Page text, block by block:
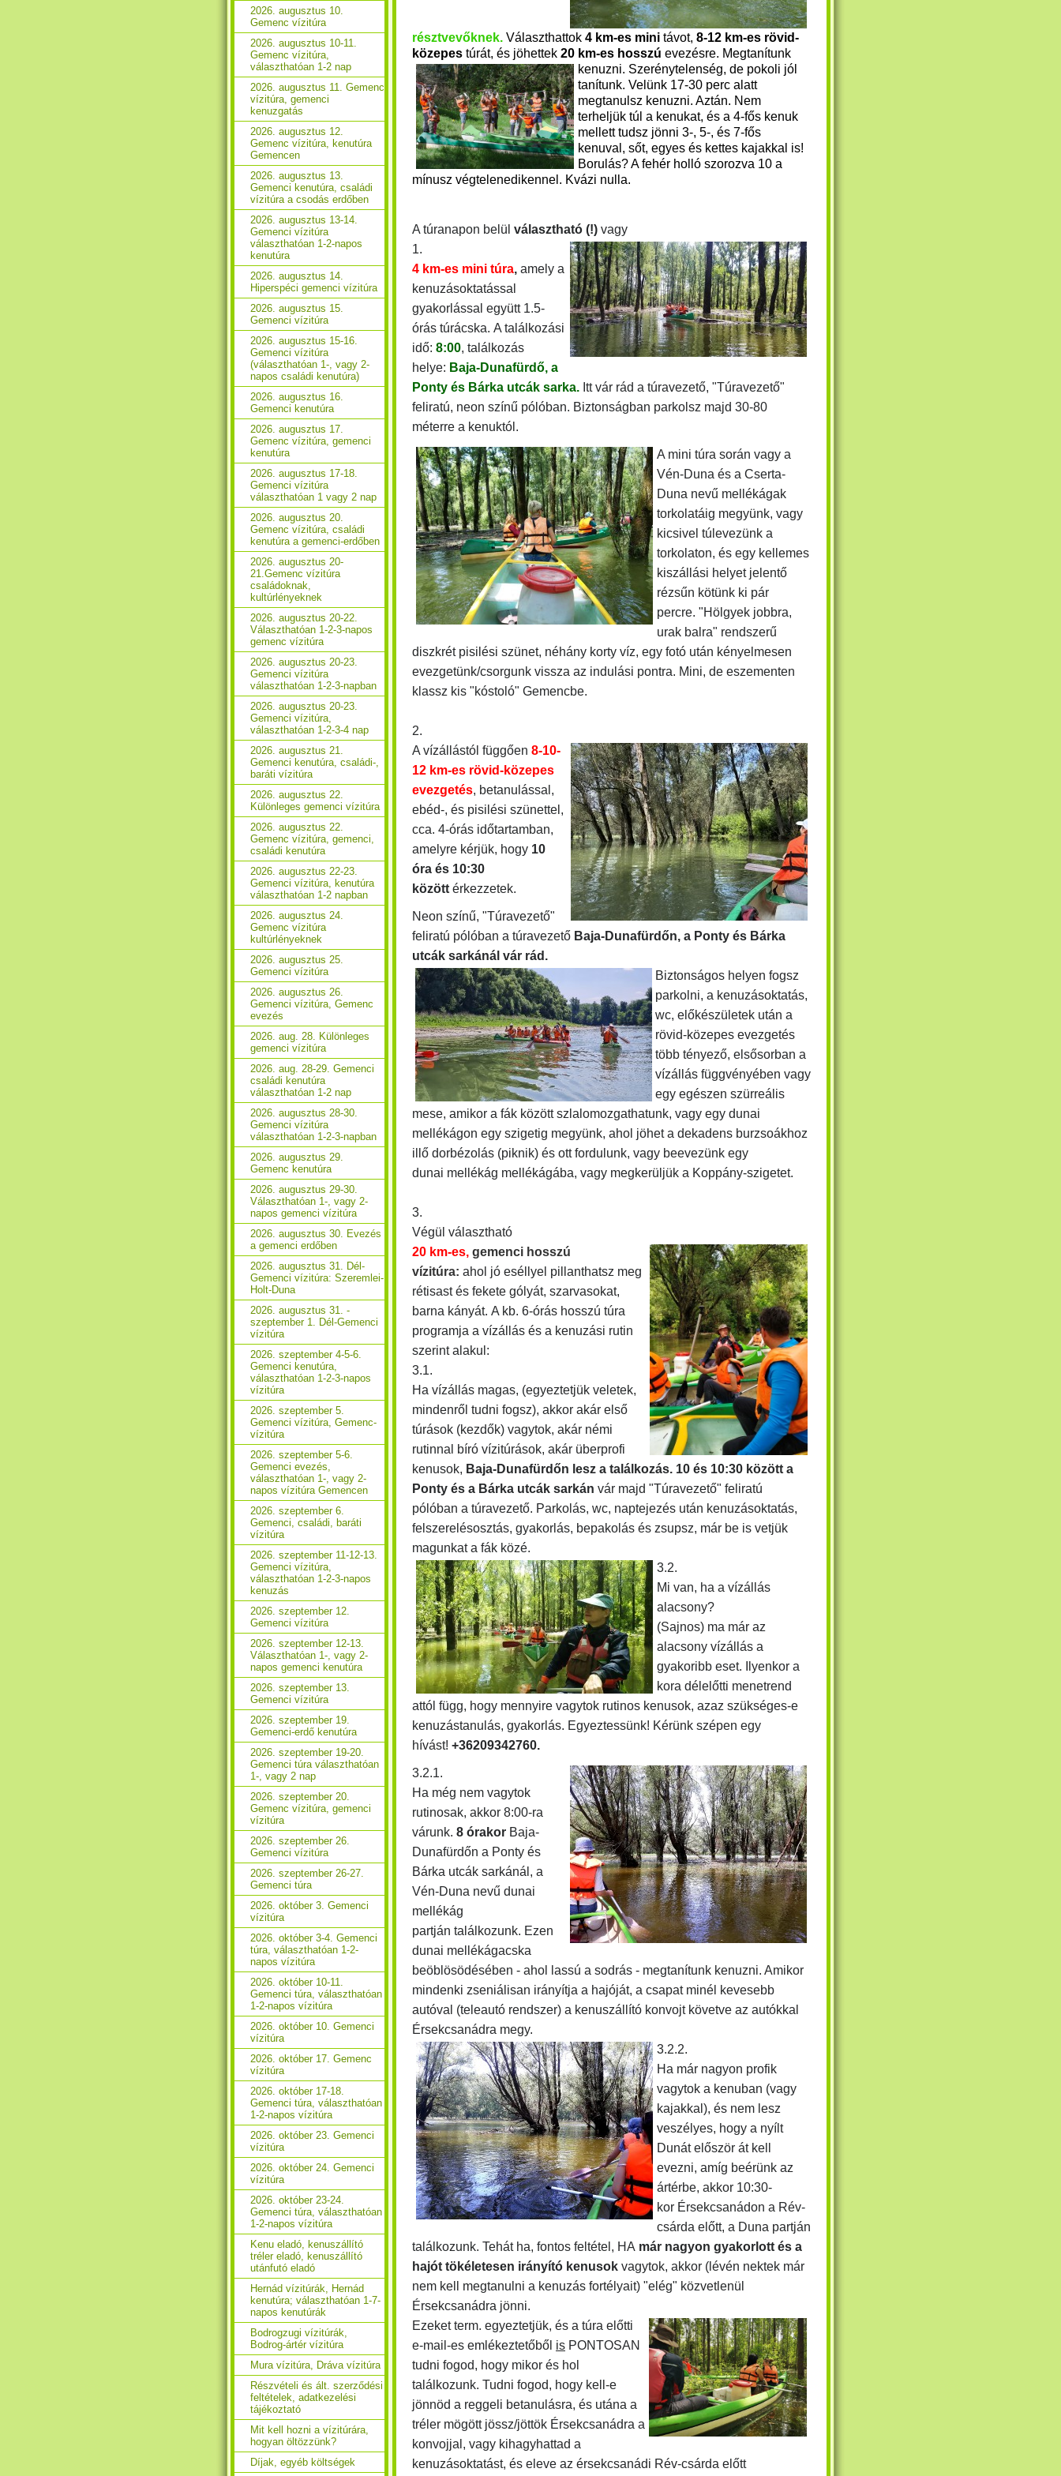
résztvevőknek. Választhattok 4 km-es mini távot, 8-12 km-es rövid-
közepes túrát, és jöhettek 20 km-es hosszú evezésre. Megtanítunk
kenuzni. Szerénytelenség, de pokoli jól
tanítunk. Velünk 17-30 perc alatt
megtanulsz kenuzni. Aztán. Nem
terheljük túl a kenukat, és a 4-fős kenuk
mellett tudsz jönni 3-, 5-, és 7-fős
kenuval, sőt, egyes és kettes kajakkal is!
Borulás? A fehér holló szorozva 10 a
mínusz végtelenedikennel. Kvázi nulla.
A túranapon belül választható (!) vagy
1.
4 km-es mini túra, amely a
kenuzásoktatással
gyakorlással együtt 1.5-
órás túrácska. A találkozási
idő: 8:00, találkozás
helye: Baja-Dunafürdő, a
Ponty és Bárka utcák sarka. Itt vár rád a túravezető, "Túravezető"
feliratú, neon színű pólóban. Biztonságban parkolsz majd 30-80
méterre a kenuktól.
A mini túra során vagy a
Vén-Duna és a Cserta-
Duna nevű mellékágak
torkolatáig megyünk, vagy
kicsivel túlevezünk a
torkolaton, és egy kellemes
kiszállási helyet jelentő
rézsűn kötünk ki pár
percre. "Hölgyek jobbra,
urak balra" rendszerű
diszkrét pisilési szünet, néhány korty víz, egy fotó után kényelmesen
evezgetünk/csorgunk vissza az indulási pontra. Mini, de eszementen
klassz kis "kóstoló" Gemencbe.
2.
A vízállástól függően 8-10-
12 km-es rövid-közepes
evezgetés, betanulással,
ebéd-, és pisilési szünettel,
cca. 4-órás időtartamban,
amelyre kérjük, hogy 10
óra és 10:30
között érkezzetek.
Neon színű, "Túravezető"
feliratú pólóban a túravezető Baja-Dunafürdőn, a Ponty és Bárka
utcák sarkánál vár rád.
Biztonságos helyen fogsz
parkolni, a kenuzásoktatás,
wc, előkészületek után a
rövid-közepes evezgetés
több tényező, elsősorban a
vízállás függvényében vagy
egy egészen szürreális
mese, amikor a fák között szlalomozgathatunk, vagy egy dunai
mellékágon egy szigetig megyünk, ahol jöhet a dekadens burzsoákhoz
illő dorbézolás (piknik) és ott fordulunk, vagy beevezünk egy
dunai mellékág mellékágába, vagy megkerüljük a Koppány-szigetet.
3.
Végül választható
20 km-es, gemenci hosszú
vízitúra: ahol jó eséllyel pillanthatsz meg
rétisast és fekete gólyát, szarvasokat,
barna kányát. A kb. 6-órás hosszú túra
programja a vízállás és a kenuzási rutin
szerint alakul:
3.1.
Ha vízállás magas, (egyeztetjük veletek,
mindenről tudni fogsz), akkor akár első
túrások (kezdők) vagytok, akár némi
rutinnal bíró vízitúrások, akár überprofi
kenusok, Baja-Dunafürdőn lesz a találkozás. 10 és 10:30 között a
Ponty és a Bárka utcák sarkán vár majd "Túravezető" feliratú
pólóban a túravezető. Parkolás, wc, naptejezés után kenuzásoktatás,
felszerelésosztás, gyakorlás, bepakolás és zsupsz, már be is vetjük
magunkat a fák közé.
3.2.
Mi van, ha a vízállás
alacsony?
(Sajnos) ma már az
alacsony vízállás a
gyakoribb eset. Ilyenkor a
kora délelőtti menetrend
attól függ, hogy mennyire vagytok rutinos kenusok, azaz szükséges-e
kenuzástanulás, gyakorlás. Egyeztessünk! Kérünk szépen egy
hívást! +36209342760.
3.2.1.
Ha még nem vagytok
rutinosak, akkor 8:00-ra
várunk. 8 órakor Baja-
Dunafürdőn a Ponty és
Bárka utcák sarkánál, a
Vén-Duna nevű dunai
mellékág
partján találkozunk. Ezen
dunai mellékágacska
beöblösödésében - ahol lassú a sodrás - megtanítunk kenuzni. Amikor
mindenki zseniálisan irányítja a hajóját, a csapat minél kevesebb
autóval (teleautó rendszer) a kenuszállító konvojt követve az autókkal
Érsekcsanádra megy.
3.2.2.
Ha már nagyon profik
vagytok a kenuban (vagy
kajakkal), és nem lesz
veszélyes, hogy a nyílt
Dunát először át kell
evezni, amíg beérünk az
ártérbe, akkor 10:30-
kor Érsekcsanádon a Rév-
csárda előtt, a Duna partján
találkozunk. Tehát ha, fontos feltétel, HA már nagyon gyakorlott és a
hajót tökéletesen irányító kenusok vagytok, akkor (lévén nektek már
nem kell megtanulni a kenuzás fortélyait) "elég" közvetlenül
Érsekcsanádra jönni.
Ezeket term. egyeztetjük, és a túra előtti
e-mail-es emlékeztetőből is PONTOSAN
tudni fogod, hogy mikor és hol
találkozunk. Tudni fogod, hogy kell-e
jönnöd a reggeli betanulásra, és utána a
tréler mögött jössz/jöttök Érsekcsanádra a
konvojjal, vagy kihagyhattad a
kenuzásoktatást, és eleve az érsekcsanádi Rév-csárda előtt
2026. augusztus 10.
Gemenc vízitúra
2026. augusztus 10-11.
Gemenc vízitúra,
választhatóan 1-2 nap
2026. augusztus 11. Gemenc
vízitúra, gemenci
kenuzgatás
2026. augusztus 12.
Gemenc vízitúra, kenutúra
Gemencen
2026. augusztus 13.
Gemenci kenutúra, családi
vízitúra a csodás erdőben
2026. augusztus 13-14.
Gemenci vízitúra
választhatóan 1-2-napos
kenutúra
2026. augusztus 14.
Hiperspéci gemenci vízitúra
2026. augusztus 15.
Gemenci vízitúra
2026. augusztus 15-16.
Gemenci vízitúra
(választhatóan 1-, vagy 2-
napos családi kenutúra)
2026. augusztus 16.
Gemenci kenutúra
2026. augusztus 17.
Gemenc vízitúra, gemenci
kenutúra
2026. augusztus 17-18.
Gemenci vízitúra
választhatóan 1 vagy 2 nap
2026. augusztus 20.
Gemenc vízitúra, családi
kenutúra a gemenci-erdőben
2026. augusztus 20-
21.Gemenc vízitúra
családoknak,
kultúrlényeknek
2026. augusztus 20-22.
Választhatóan 1-2-3-napos
gemenc vízitúra
2026. augusztus 20-23.
Gemenci vízitúra
választhatóan 1-2-3-napban
2026. augusztus 20-23.
Gemenci vízitúra,
választhatóan 1-2-3-4 nap
2026. augusztus 21.
Gemenci kenutúra, családi-,
baráti vízitúra
2026. augusztus 22.
Különleges gemenci vízitúra
2026. augusztus 22.
Gemenc vízitúra, gemenci,
családi kenutúra
2026. augusztus 22-23.
Gemenci vízitúra, kenutúra
választhatóan 1-2 napban
2026. augusztus 24.
Gemenc vízitúra
kultúrlényeknek
2026. augusztus 25.
Gemenci vízitúra
2026. augusztus 26.
Gemenci vízitúra, Gemenc
evezés
2026. aug. 28. Különleges
gemenci vízitúra
2026. aug. 28-29. Gemenci
családi kenutúra
választhatóan 1-2 nap
2026. augusztus 28-30.
Gemenci vízitúra
választhatóan 1-2-3-napban
2026. augusztus 29.
Gemenc kenutúra
2026. augusztus 29-30.
Választhatóan 1-, vagy 2-
napos gemenci vízitúra
2026. augusztus 30. Evezés
a gemenci erdőben
2026. augusztus 31. Dél-
Gemenci vízitúra: Szeremlei-
Holt-Duna
2026. augusztus 31. -
szeptember 1. Dél-Gemenci
vízitúra
2026. szeptember 4-5-6.
Gemenci kenutúra,
választhatóan 1-2-3-napos
vízitúra
2026. szeptember 5.
Gemenci vízitúra, Gemenc-
vízitúra
2026. szeptember 5-6.
Gemenci evezés,
választhatóan 1-, vagy 2-
napos vízitúra Gemencen
2026. szeptember 6.
Gemenci, családi, baráti
vízitúra
2026. szeptember 11-12-13.
Gemenci vízitúra,
választhatóan 1-2-3-napos
kenuzás
2026. szeptember 12.
Gemenci vízitúra
2026. szeptember 12-13.
Választhatóan 1-, vagy 2-
napos gemenci kenutúra
2026. szeptember 13.
Gemenci vízitúra
2026. szeptember 19.
Gemenci-erdő kenutúra
2026. szeptember 19-20.
Gemenci túra választhatóan
1-, vagy 2 nap
2026. szeptember 20.
Gemenc vízitúra, gemenci
vízitúra
2026. szeptember 26.
Gemenci vízitúra
2026. szeptember 26-27.
Gemenci túra
2026. október 3. Gemenci
vízitúra
2026. október 3-4. Gemenci
túra, választhatóan 1-2-
napos vízitúra
2026. október 10-11.
Gemenci túra, választhatóan
1-2-napos vízitúra
2026. október 10. Gemenci
vízitúra
2026. október 17. Gemenc
vízitúra
2026. október 17-18.
Gemenci túra, választhatóan
1-2-napos vízitúra
2026. október 23. Gemenci
vízitúra
2026. október 24. Gemenci
vízitúra
2026. október 23-24.
Gemenci túra, választhatóan
1-2-napos vízitúra
Kenu eladó, kenuszállító
tréler eladó, kenuszállító
utánfutó eladó
Hernád vízitúrák, Hernád
kenutúra; választhatóan 1-7-
napos kenutúrák
Bodrogzugi vízitúrák,
Bodrog-ártér vízitúra
Mura vízitúra, Dráva vízitúra
Részvételi és ált. szerződési
feltételek, adatkezelési
tájékoztató
Mit kell hozni a vízitúrára,
hogyan öltözzünk?
Díjak, egyéb költségek